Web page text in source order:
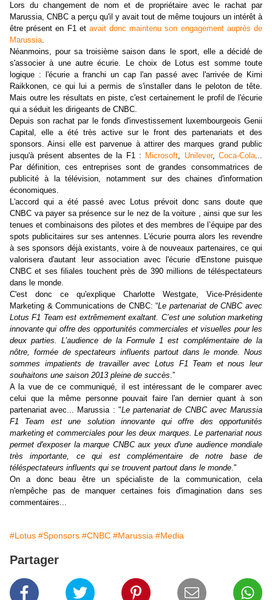
Lors du changement de nom et de propriétaire avec le rachat par
Marussia, CNBC a perçu qu'il y avait tout de même toujours un intérêt à
être présent en F1 et avait donc maintenu son engagement auprès de
Marussia.
Néanmoins, pour sa troisième saison dans le sport, elle a décidé de
s'associer à une autre écurie. Le choix de Lotus est somme toute
logique : l'écurie a franchi un cap l'an passé avec l'arrivée de Kimi
Raikkonen, ce qui lui a permis de s'installer dans le peloton de tête.
Mais outre les résultats en piste, c'est certainement le profil de l'écurie
qui a séduit les dirigeants de CNBC.
Depuis son rachat par le fonds d'investissement luxembourgeois Genii
Capital, elle a été très active sur le front des partenariats et des
sponsors. Ainsi elle est parvenue à attirer des marques grand public
jusqu'à présent absentes de la F1 : Microsoft, Unilever,Coca-Cola...
Par définition, ces entreprises sont de grandes consommatrices de
publicité à la télévision, notamment sur des chaines d'information
économiques.
L'accord qui a été passé avec Lotus prévoit donc sans doute que
CNBC va payer sa présence sur le nez de la voiture , ainsi que sur les
tenues et combinaisons des pilotes et des membres de l’équipe par des
spots publicitaires sur ses antennes. L'écurie pourra alors les revendre
à ses sponsors déjà existants, voire à de nouveaux partenaires, ce qui
valorisera d'autant leur association avec l'écurie d'Enstone puisque
CNBC et ses filiales touchent près de 390 millions de téléspectateurs
dans le monde.
C'est donc ce qu'explique
Charlotte Westgate, Vice-Présidente
Marketing & Communications de CNBC: “Le partenariat de CNBC avec
Lotus F1 Team est extrêmement exaltant. C’est une solution marketing
innovante qui offre des opportunités commerciales et visuelles pour les
deux parties. L’audience de la Formule 1 est complémentaire de la
nôtre, formée de spectateurs influents partout dans le monde. Nous
sommes impatients de travailler avec Lotus F1 Team et nous leur
souhaitons une saison 2013 pleine de succès.”
A la vue de ce communiqué, il est intéressant de le comparer avec
celui que la même personne pouvait faire l'an dernier quant à son
partenariat avec... Marussia : "Le partenariat de CNBC avec Marussia
F1 Team est une solution innovante qui offre des opportunités
marketing et commerciales pour les deux marques. Le partenariat nous
permet d'exposer la marque CNBC aux yeux d'une audience mondiale
très importante, ce qui est complémentaire de notre base de
téléspectateurs influents qui se trouvent partout dans le monde."
On a donc beau être un spécialiste de la communication, cela
n'empêche pas de manquer certaines fois d'imagination dans ses
commentaires...
#Lotus #Sponsors #CNBC #Marussia #Media
Partager